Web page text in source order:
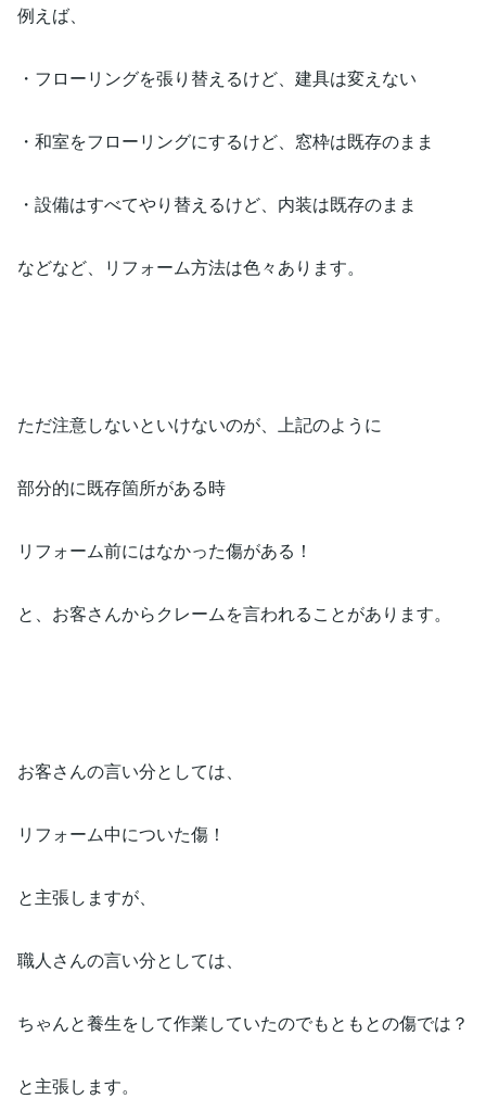
例えば、
・フローリングを張り替えるけど、建具は変えない
・和室をフローリングにするけど、窓枠は既存のまま
・設備はすべてやり替えるけど、内装は既存のまま
などなど、リフォーム方法は色々あります。
ただ注意しないといけないのが、上記のように
部分的に既存箇所がある時
リフォーム前にはなかった傷がある！
と、お客さんからクレームを言われることがあります。
お客さんの言い分としては、
リフォーム中についた傷！
と主張しますが、
職人さんの言い分としては、
ちゃんと養生をして作業していたのでもともとの傷では？
と主張します。